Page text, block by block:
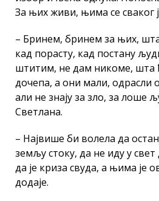
За њих живи, њима се сваког
– Бринем, бринем за њих,
кад порасту, кад постану
штитим, не дам никоме, шта
дочепа, а они мали, одрасли
али не знају за зло, за лоше
Светлана.
– Највише би волела да
земљу стоку, да не иду у свет
да је криза свуда, а њима је
додаје.